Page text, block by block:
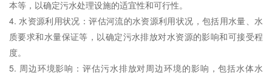
本等，以确定污水处理设施的适宜性和可行性。
4. 水资源利用状况：评估河流的水资源利用状况，包括用水量、水
质要求和水量保证等，以确定污水排放对水资源的影响和可接受程
度。
5. 周边环境影响：评估污水排放对周边环境的影响，包括水体水